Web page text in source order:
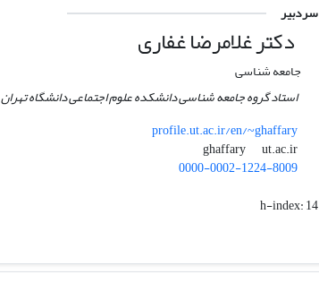
سردبیر
دکتر غلامرضا غفاری
جامعه شناسی
استاد گروه جامعه شناسی دانشکده علوم اجتماعی دانشگاه تهران
profile.ut.ac.ir/en/~ghaffary
ghaffary
ut.ac.ir
0000-0002-1224-8009
h-index:14